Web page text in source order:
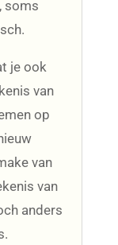
soms
je ook
van
op
van
van
anders